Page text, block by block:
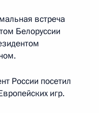
встреча
Белоруссии
России посетил
игр.